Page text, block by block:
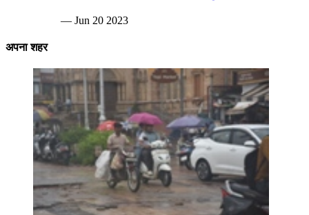
— Jun 20 2023
अपना शहर